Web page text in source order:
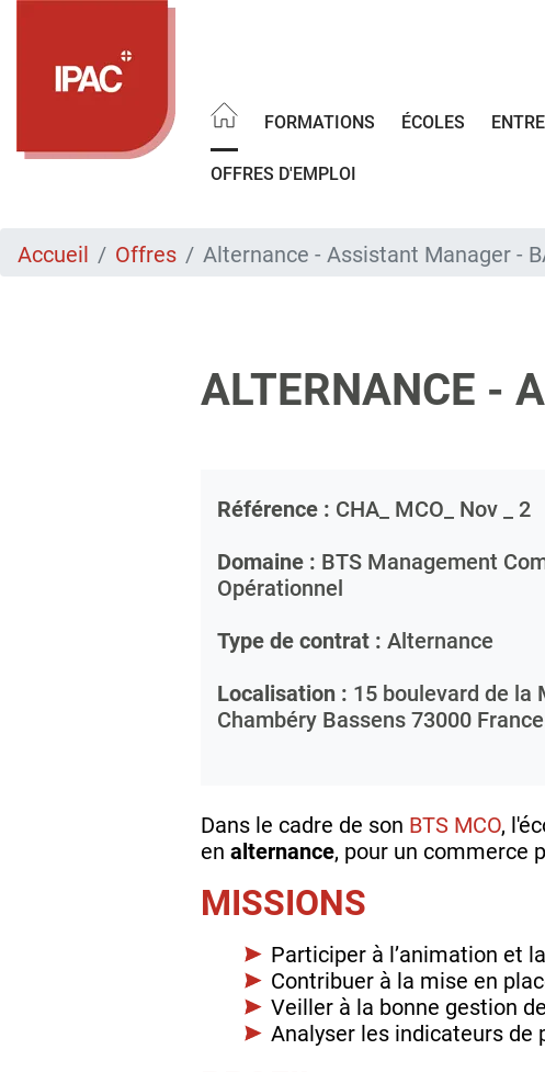
FORMATIONS ÉCOLES
OFFRES D'EMPLOI
Accueil Offres Alternance - Assistant Manager -
ALTERNANCE -
Référence : CHA_ MCO_ Nov _ 2
Domaine : BTS Management
Opérationnel
Type de contrat : Alternance
Localisation : 15 boulevard de la
Chambéry Bassens 73000 France
Dans le cadre de son BTS MCO,
en alternance, pour un commerce
MISSIONS
Participer à l’animation et
Contribuer à la mise en
Veiller à la bonne gestion
Analyser les indicateurs de